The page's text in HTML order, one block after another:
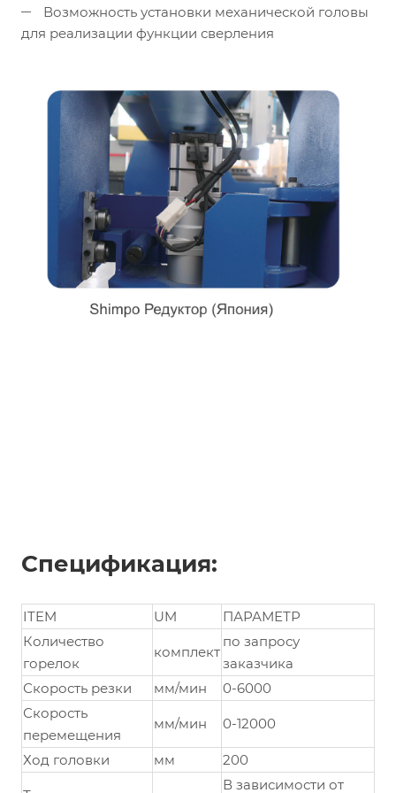
Возможность установки механической головы
для реализации функции сверления
Спецификация:
ITEM UM
ПАРАМЕТР
Количество
горелок
комплект
по запросу
заказчика
Скорость резки
мм/мин
0-6000
Скорость
перемещения
мм/мин 0-12000
Ход головки мм 200
В зависимости от